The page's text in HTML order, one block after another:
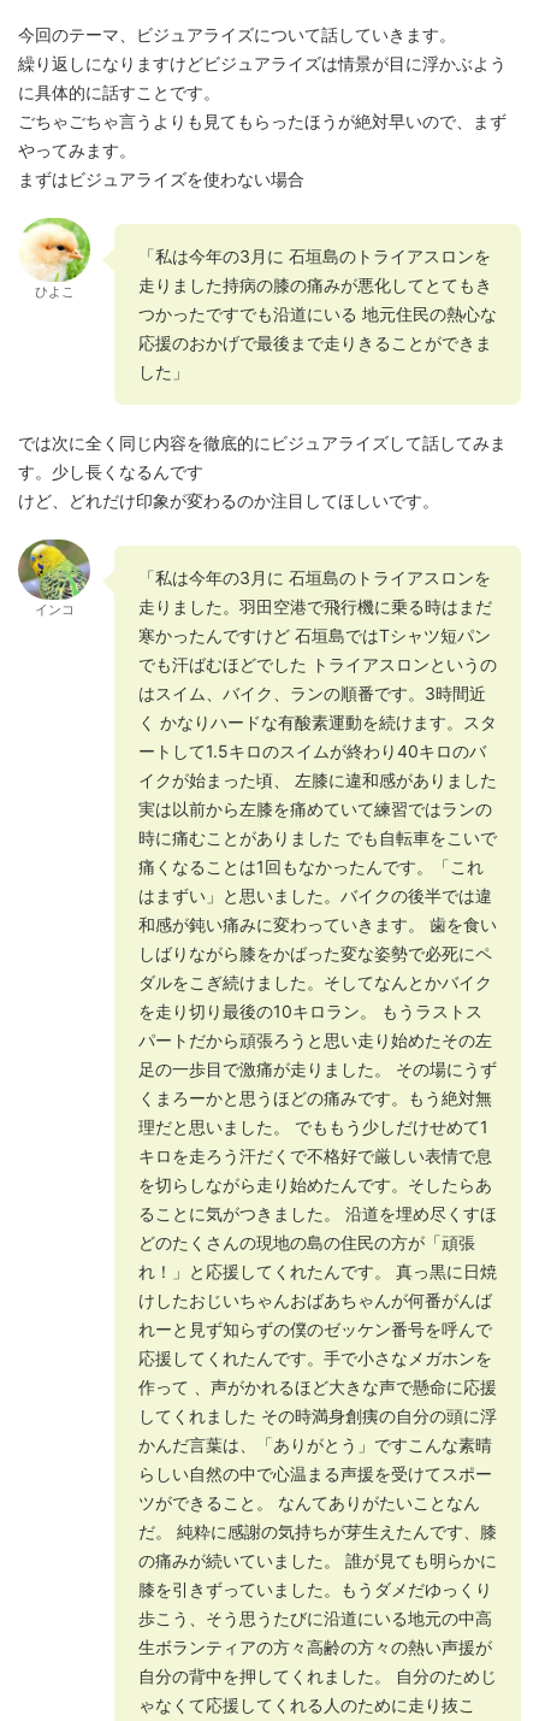
今回のテーマ、ビジュアライズについて話していきます。
繰り返しになりますけどビジュアライズは情景が目に浮かぶよう
に具体的に話すこと です。
ごちゃごちゃ言うよりも見てもらったほうが絶対早いので、まず
やってみます。
まずはビジュアライズを使わない場合
ひよこ
「私は今年の3月に 石垣島のトライアスロンを
走りました持病の膝の痛みが悪化してとてもき
つかったですでも沿道にいる 地元住民の熱心な
応援のおかげで最後まで走りきることができま
した」
では次に全く同じ内容を徹底的にビジュアライズして話してみま
す。少し長くなるんです
けど、どれだけ印象が変わるのか注目してほしいです。
インコ
「私は今年の3月に 石垣島のトライアスロンを
走りました。羽田空港で飛行機に乗る時はまだ
寒かったんですけど 石垣島ではTシャツ短パン
でも汗ばむほどでした トライアスロンというの
はスイム、バイク、ランの順番です。3時間近
く かなりハードな有酸素運動を続けます。スタ
ートして1.5キロのスイムが終わり40キロのバ
イクが始まった頃、 左膝に違和感がありました
実は以前から左膝を痛めていて練習ではランの
時に痛むことがありました でも自転車をこいで
痛くなることは1回もなかったんです。「これ
はまずい」と思いました。バイクの後半では違
和感が鈍い痛みに変わっていきます。 歯を食い
しばりながら膝をかばった変な姿勢で必死にペ
ダルをこぎ続けました。そしてなんとかバイク
を走り切り最後の10キロラン。 もうラストス
パートだから頑張ろうと思い走り始めたその左
足の一歩目で激痛が走りました。 その場にうず
くまろーかと思うほどの痛みです。もう絶対無
理だと思いました。 でももう少しだけせめて1
キロを走ろう汗だくで不格好で厳しい表情で息
を切らしながら走り始めたんです。そしたらあ
ることに気がつきました。 沿道を埋め尽くすほ
どのたくさんの現地の島の住民の方が「頑張
れ！」と応援してくれたんです。 真っ黒に日焼
けしたおじいちゃんおばあちゃんが何番がんば
れーと見ず知らずの僕のゼッケン番号を呼んで
応援してくれたんです。手で小さなメガホンを
作って 、声がかれるほど大きな声で懸命に応援
してくれました その時満身創痍の自分の頭に浮
かんだ言葉は、「ありがとう」ですこんな素晴
らしい自然の中で心温まる声援を受けてスポー
ツができること。 なんてありがたいことなん
だ。 純粋に感謝の気持ちが芽生えたんです、膝
の痛みが続いていました。 誰が見ても明らかに
膝を引きずっていました。もうダメだゆっくり
歩こう、そう思うたびに沿道にいる地元の中高
生ボランティアの方々高齢の方々の熱い声援が
自分の背中を押してくれました。 自分のためじ
ゃなくて応援してくれる人のために走り抜こ